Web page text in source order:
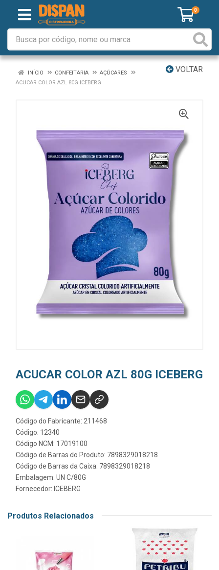
0
VOLTAR
INÍCIO CONFEITARIA
AÇÚCARES
ACUCAR COLOR AZL 80G ICEBERG
ACUCAR COLOR AZL 80G ICEBERG
Código do Fabricante: 211468
Código: 12340
Código NCM: 17019100
Código de Barras do Produto: 7898329018218
Código de Barras da Caixa: 7898329018218
Embalagem: UN C/80G
Fornecedor: ICEBERG
Produtos Relacionados